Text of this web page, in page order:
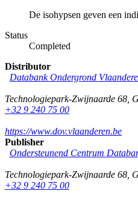
De isohypsen geven een
Status
Completed
Distributor
Databank Ondergrond
Technologiepark-Zwijnaarde 68
+32 9 240 75 00
https://www.dov.vlaanderen.be
Publisher
Ondersteunend Centrum
Technologiepark-Zwijnaarde 68
+32 9 240 75 00